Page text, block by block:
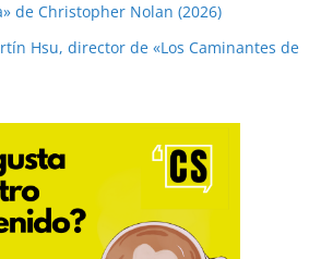
de Christopher Nolan (2026)
Hsu, director de «Los Caminantes de